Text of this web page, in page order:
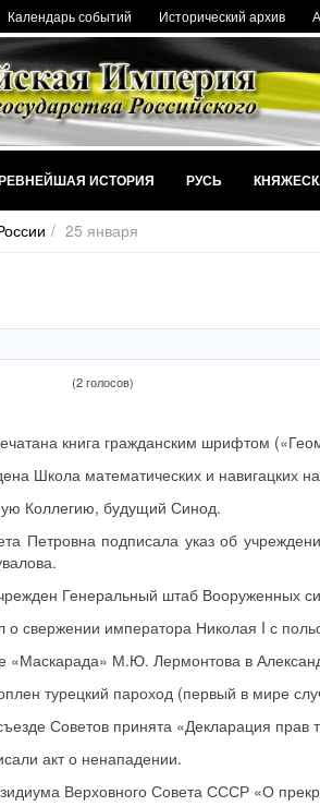
Календарь событий Исторический архив
ИСТОРИЯ РУСЬ
25 января
(2 голосов)
книга гражданским шрифтом
Школа математических и навигацких
Коллегию, будущий Синод.
Петровна подписала указ об
Генеральный штаб Вооруженных
свержении императора Николая I с
«Маскарада» М.Ю. Лермонтова в
турецкий пароход (первый в мире
Советов принята «Декларация прав
акт о ненападении.
Верховного Совета СССР «О